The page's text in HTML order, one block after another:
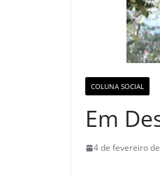
COLUNA SOCIAL
Em
4 de fevereiro